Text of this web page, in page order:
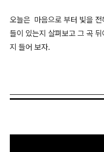
오늘은 마음으로 부터 빛을
들이 있는지 살펴보고 그 곡
지 들어 보자.